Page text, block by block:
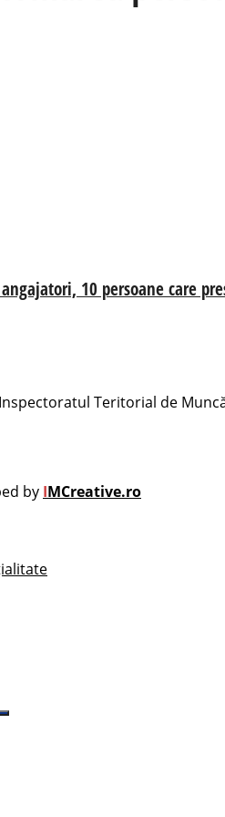
10 persoane care
Teritorial de
by IMCreative.ro